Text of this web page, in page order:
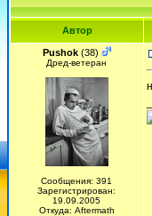
Автор
Pushok(38)
Дред-ветеран
Сообщения: 391
Зарегистрирован:
19.09.2005
Откуда: Aftermath